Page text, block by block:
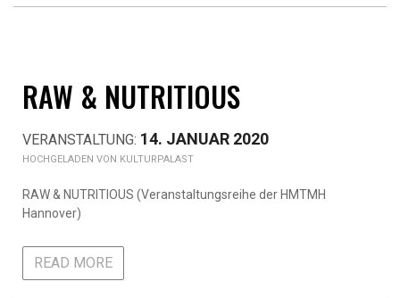
RAW & NUTRITIOUS
14. JANUAR 2020
KULTURPALAST
RAW & NUTRITIOUS (Veranstaltungsreihe der HMTMH
Hannover)
READ MORE